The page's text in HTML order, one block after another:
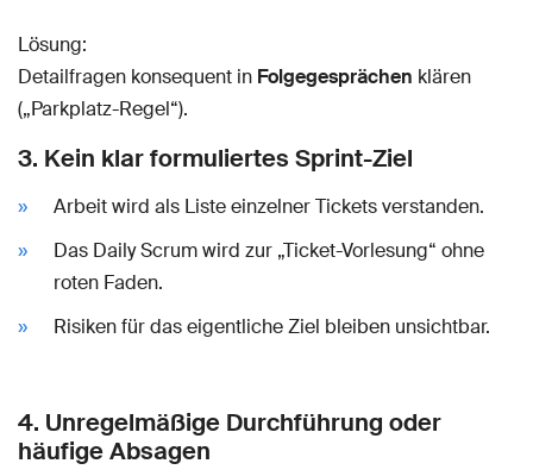
Lösung:
Detailfragen konsequent in Folgegesprächen klären
(„Parkplatz-Regel“).
3. Kein klar formuliertes Sprint-Ziel
Arbeit wird als Liste einzelner Tickets verstanden.
Das Daily Scrum wird zur „Ticket-Vorlesung“ ohne
roten Faden.
Risiken für das eigentliche Ziel bleiben unsichtbar.
4. Unregelmäßige Durchführung oder
häufige Absagen